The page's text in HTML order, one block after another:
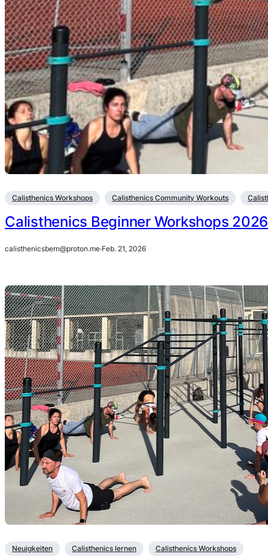
Calisthenics Workshops Calisthenics Community Workouts
Calisthenics Beginner Workshops
calisthenicsbern@proton.me·Feb. 21, 2026
Neuigkeiten Calisthenics lernen Calisthenics Workshops